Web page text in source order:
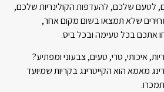
לטעם שלכם, להעדפות הקולינריות שלכם,
שלא תמצאו בשום מקום אחר,
אתכם בכל טעימה ובכל ביס.
איכותי, טרי, טעים, צבעוני ומפתיע?
מאמא הוא הקייטרינג בקריות שמיועד